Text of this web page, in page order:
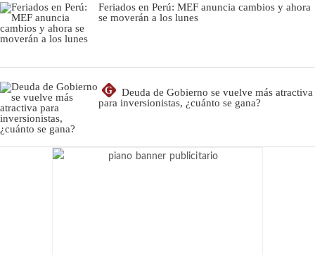
Feriados en Perú: MEF anuncia cambios y ahora
se moverán a los lunes
G
Deuda de Gobierno se vuelve más atractiva
para inversionistas, ¿cuánto se gana?